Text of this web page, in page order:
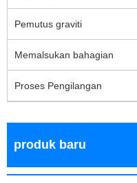
Pemutus graviti
Memalsukan bahagian
Proses Pengilangan
produk baru